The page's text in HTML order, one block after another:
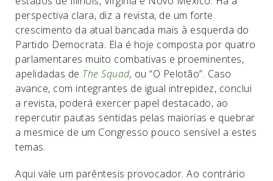
perspectiva clara, diz a revista, de um forte
crescimento da atual bancada mais à esquerda do
Partido Democrata. Ela é hoje composta por quatro
parlamentares muito combativas e proeminentes,
apelidadas de The Squad, ou “O Pelotão”. Caso
avance, com integrantes de igual intrepidez, conclui
a revista, poderá exercer papel destacado, ao
repercutir pautas sentidas pelas maiorias e quebrar
a mesmice de um Congresso pouco sensível a estes
temas.
Aqui vale um parêntesis provocador. Ao contrário